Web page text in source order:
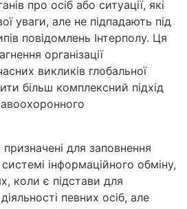
про осіб або ситуації, які
уваги, але не підпадають під
повідомлень Інтерполу. Ця
організації
викликів глобальної
більш комплексний підхід
призначені для заповнення
інформаційного обміну,
коли є підстави для
певних осіб, але